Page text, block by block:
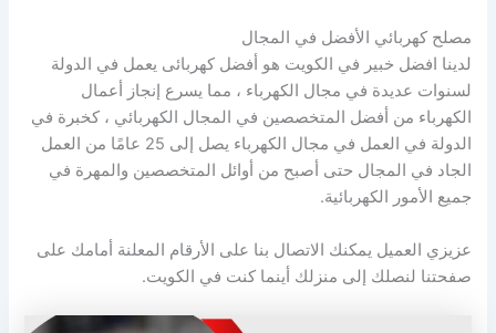
مصلح كهربائي الأفضل في المجال
لدينا افضل خبير في الكويت هو أفضل كهربائى يعمل في الدولة
لسنوات عديدة في مجال الكهرباء ، مما يسرع إنجاز أعمال
الكهرباء من أفضل المتخصصين في المجال الكهربائي ، كخبرة في
الدولة في العمل في مجال الكهرباء يصل إلى 25 عامًا من العمل
الجاد في المجال حتى أصبح من أوائل المتخصصين والمهرة في
جميع الأمور الكهربائية.
عزيزي العميل يمكنك الاتصال بنا على الأرقام المعلنة أمامك على
صفحتنا لنصلك إلى منزلك أينما كنت في الكويت.